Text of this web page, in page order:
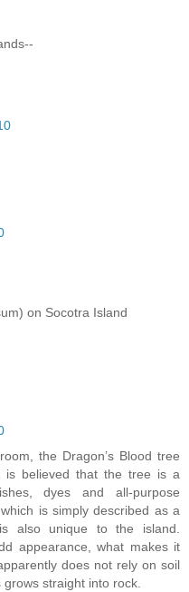
on Socotra Island
the Dragon’s Blood tree
believed that the tree is a
dyes and all-purpose
is simply described as a
is also unique to the island.
appearance, what makes it
does not rely on soil
straight into rock.